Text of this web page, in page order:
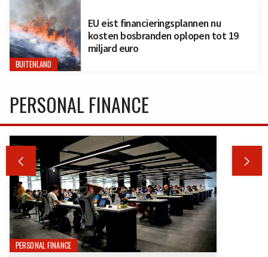
BUITENLAND
EU eist financieringsplannen nu
kosten bosbranden oplopen tot 19
miljard euro
PERSONAL FINANCE
 
PERSONAL FINANCE